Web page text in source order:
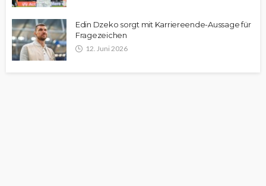
Edin Dzeko sorgt mit Karriereende-Aussage für
Fragezeichen
12. Juni 2026